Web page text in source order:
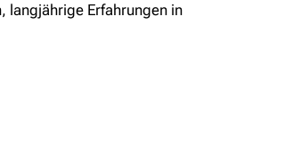
langjährige Erfahrungen in